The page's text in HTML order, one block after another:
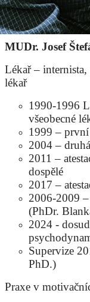
MUDr. Josef
Lékař –
lékař
1990-1996
všeobecné
1999 – první
2004 –
2011 –
dospělé
2017 –
2006-2009
(PhDr.
2024 -
Supervize
PhD.)
Praxe v